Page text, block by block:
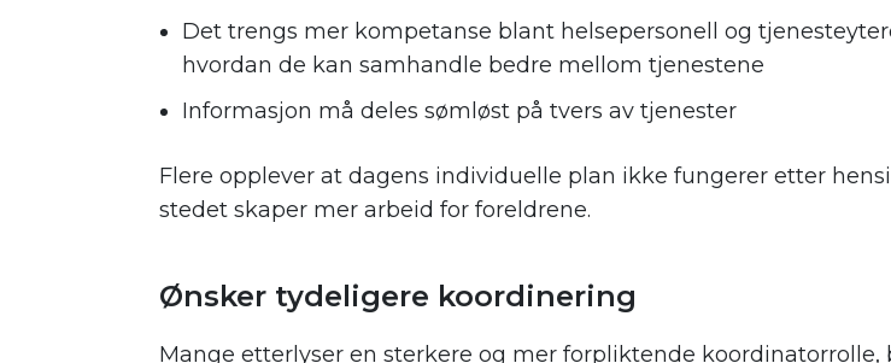
Det trengs mer kompetanse blant helsepersonell og
hvordan de kan samhandle bedre mellom tjenestene
Informasjon må deles sømløst på tvers av tjenester
Flere opplever at dagens individuelle plan ikke fungerer etter
stedet skaper mer arbeid for foreldrene.
Ønsker tydeligere koordinering
Mange etterlyser en sterkere og mer forpliktende koordinatorrolle,